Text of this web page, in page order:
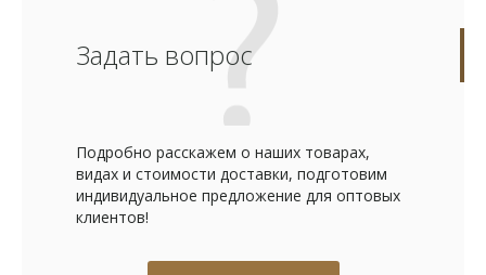
Задать вопрос
Подробно расскажем о наших товарах,
видах и стоимости доставки, подготовим
индивидуальное предложение для оптовых
клиентов!